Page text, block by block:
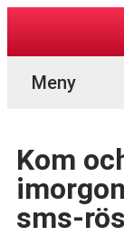
Kom
sms-